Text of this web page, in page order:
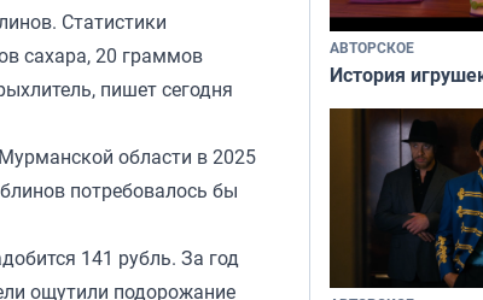
Статистики
сахара, 20 граммов
пишет сегодня
области в 2025
потребовалось бы
141 рубль. За год
ощутили подорожание
АВТОРСКОЕ
История